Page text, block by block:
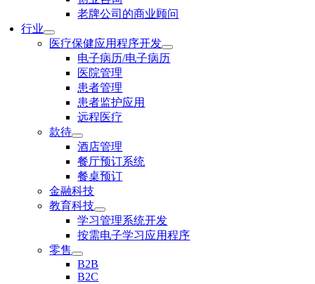
老牌公司的商业顾问
行业
医疗保健应用程序开发
电子病历/电子病历
医院管理
患者管理
患者监护应用
远程医疗
款待
酒店管理
餐厅预订系统
餐桌预订
金融科技
教育科技
学习管理系统开发
按需电子学习应用程序
零售
B2B
B2C